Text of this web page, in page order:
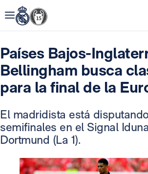
Países Bajos-
Bellingham busca
para la final de la
El madridista está
semifinales en el Signal
Dortmund (La 1).